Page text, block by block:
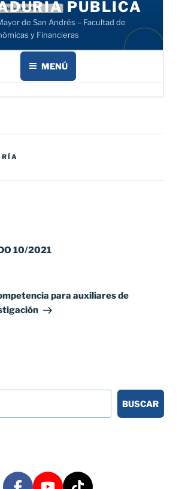
10/2021
para auxiliares de
BUSCAR